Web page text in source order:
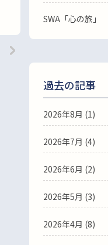
SWA「心の旅」
過去の記事
2026年8月 (1)
2026年7月 (4)
2026年6月 (2)
2026年5月 (3)
2026年4月 (8)